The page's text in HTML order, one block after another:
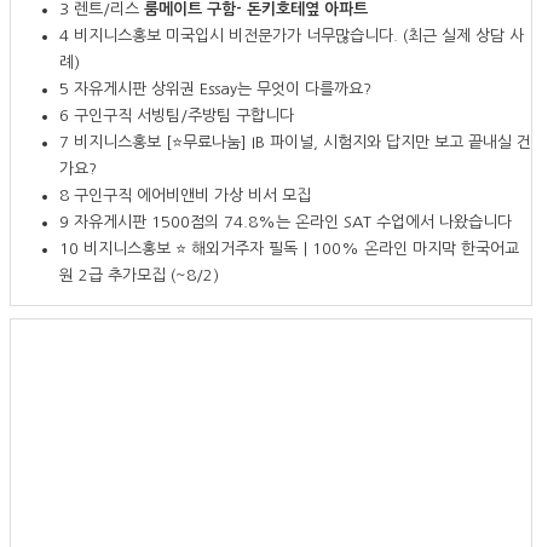
3 렌트/리스 룸메이트 구함- 돈키호테옆 아파트
4 비지니스홍보 미국입시 비전문가가 너무많습니다. (최근 실제 상담 사
례)
5 자유게시판 상위권 Essay는 무엇이 다를까요?
6 구인구직 서빙팀/주방팀 구합니다
7 비지니스홍보 [⭐무료나눔] IB 파이널, 시험지와 답지만 보고 끝내실 건
가요?
8 구인구직 에어비앤비 가상 비서 모집
9 자유게시판 1500점의 74.8%는 온라인 SAT 수업에서 나왔습니다
10 비지니스홍보 ⭐ 해외거주자 필독｜100% 온라인 마지막 한국어교
원 2급 추가모집 (~8/2)